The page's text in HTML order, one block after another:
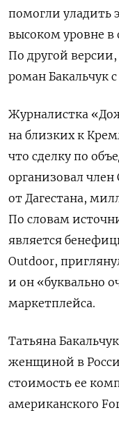
помогли уладить
высоком уровне в
По другой
роман Бакальчук
Журналистка
на близких к
что сделку по
организовал
от Дагестана,
По словам
является
Outdoor,
и он «буквально
маркетплейса.
Татьяна
женщиной в
стоимость ее
американского